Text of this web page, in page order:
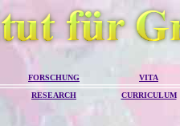
FORSCHUNG
VITA
RESEARCH CURRICULUM